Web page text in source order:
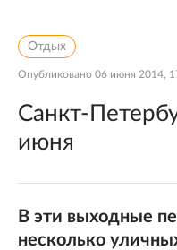
Отдых
Опубликовано 06 июня 2014,
Санкт-
июня
В эти выходные
несколько